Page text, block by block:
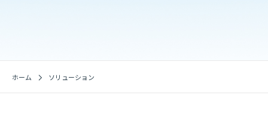
ホーム ソリューション